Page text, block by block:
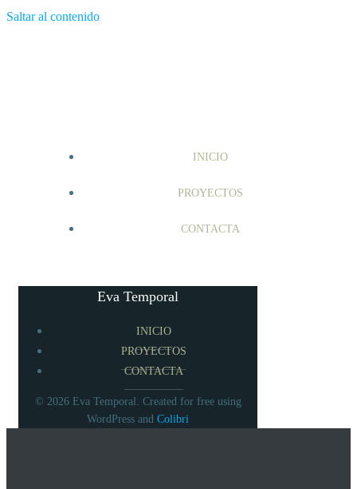
Saltar al contenido
INICIO
PROYECTOS
CONTACTA
Eva Temporal
INICIO
PROYECTOS
CONTACTA
© 2026 Eva Temporal. Created for free using
WordPress andColibri